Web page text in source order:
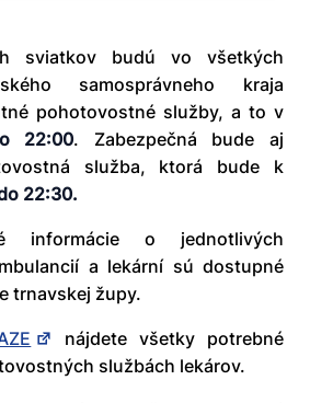
sviatkov budú vo všetkých
samosprávneho kraja
pohotovostné služby, a to v
22:00. Zabezpečná bude aj
služba, ktorá bude k
22:30.
informácie o jednotlivých
a lekární sú dostupné
trnavskej župy.
nájdete všetky potrebné
službách lekárov.